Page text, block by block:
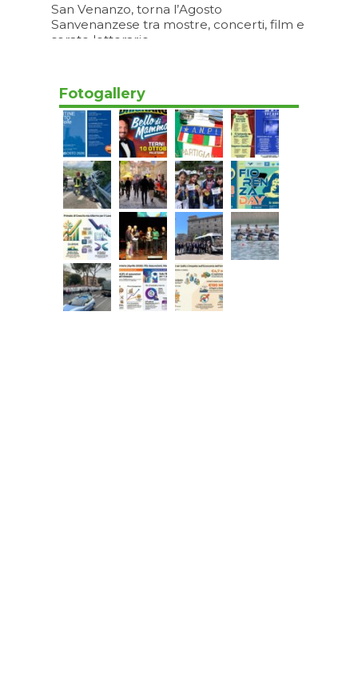
San Venanzo, torna l’Agosto
Sanvenanzese tra mostre, concerti, film e
serate letterarie
Fotogallery